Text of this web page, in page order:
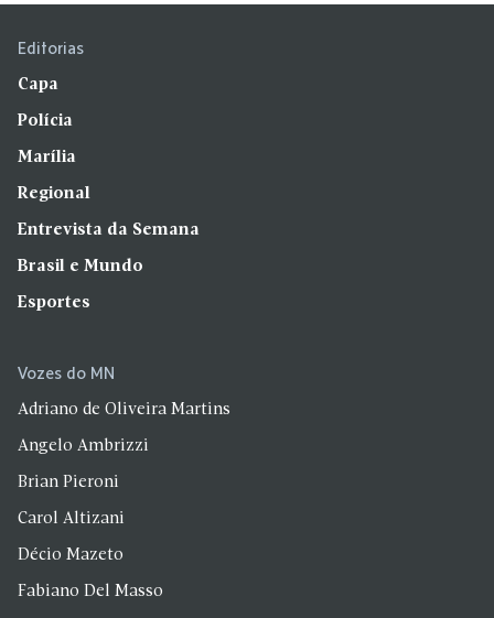
Editorias
Capa
Polícia
Marília
Regional
Entrevista da Semana
Brasil e Mundo
Esportes
Vozes do MN
Adriano de Oliveira Martins
Angelo Ambrizzi
Brian Pieroni
Carol Altizani
Décio Mazeto
Fabiano Del Masso